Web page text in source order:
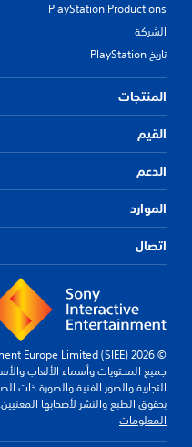
PlayStation Productions
الشركة
تاريخ PlayStation
المنتجات
القيم
الدعم
الموارد
اتصال
© 2026 Sony Interactive Entertainment Europe Limited (SIEE)
جميع المحتويات وأسماء الألعاب
التجارية والصور الفنية والصورة ذات
بحقوق الطبع والنشر لأصحابها
المعلومات